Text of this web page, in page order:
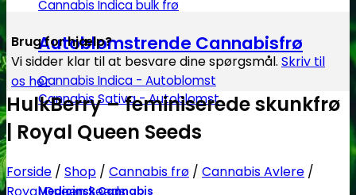
Cannabis Indica bulk frø
Autoblomstrende Cannabisfrø
Cannabis Indica - Autoblomst
Cannabis Sativa - Autoblomst
Medicinsk Cannabis
Brug for hjælp?
Vi sidder klar til at besvare dine spørgsmål. Skriv til
os her
HulkBerry – feminiserede skunkfrø
| Royal Queen Seeds
Forside / Shop / Cannabis frø / Cannabis Avlere /